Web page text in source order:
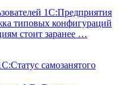
1С:Предприятия
типовых конфигураций
стоит заранее …